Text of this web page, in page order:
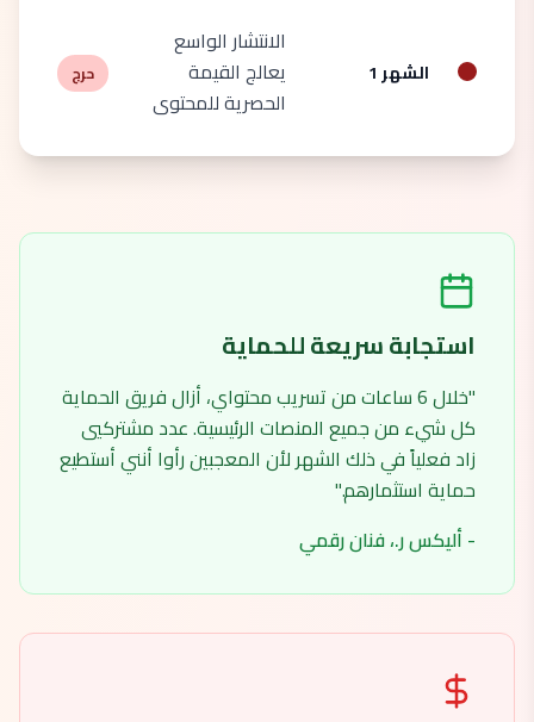
الشهر 1
الانتشار الواسع
يعالج القيمة
الحصرية للمحتوى
حرج
استجابة سريعة للحماية
"خلال 6 ساعات من تسريب محتواي، أزال فريق الحماية
كل شيء من جميع المنصات الرئيسية. عدد مشتركيي
زاد فعلياً في ذلك الشهر لأن المعجبين رأوا أنني أستطيع
حماية استثمارهم."
- أليكس ر.، فنان رقمي